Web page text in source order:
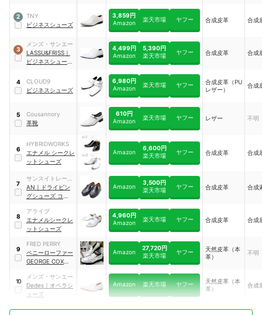
1
2
TNY
ビジネスシューズ
3,859円
Amazon
楽天市場 ヤフー 合成皮革 合成
3
メンズ・サンエー
LASSU&FRISS ｜
ビジネスシューズ
LA774BM10139
4,499円
Amazon
5,390円
楽天市場
ヤフー 合成皮革 合成
4
CLOUD9
ビジネスシューズ
6,980円
Amazon
楽天市場 ヤフー
合成皮革（PU
レザー）
合成
5
Cousannory
革靴
610円
Amazon
楽天市場 ヤフー レザー 不明
6
HYBRIDWORKS
エナメル シークレ
ットシューズ
Amazon
6,600円
楽天市場
ヤフー 合成皮革 合成
7
サンスイトレーデ
ィング
AN ｜ ドライビン
グシューズ コイン
APT177-3
Amazon
3,500円
楽天市場
ヤフー 合成皮革 合成
8
アライブ
エナメルシークレ
ットシューズ
4,960円
Amazon
楽天市場 ヤフー 合成皮革 合成
9
FRED PERRY
ペニーローファー
GEORGE COXコ
Amazon
27,720円
楽天市場
ヤフー
天然皮革（本
革）
不明
10
メンズ・サンエー
Dedes ｜ オペラシ
ューズ
Amazon 楽天市場 ヤフー
天然皮革（本
革）
合成